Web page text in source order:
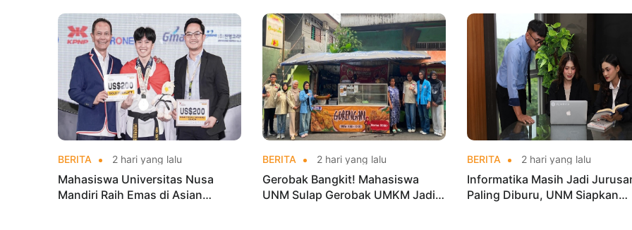
di Kejurnas Taekwondo
BERITA 2 hari yang lalu
Mahasiswa Universitas Nusa
Mandiri Raih Emas di Asian
BERITA 2 hari yang lalu
Gerobak Bangkit! Mahasiswa
UNM Sulap Gerobak UMKM Jadi
BERITA 2 hari yang lalu
Informatika Masih Jadi
Paling Diburu, UNM Siapkan